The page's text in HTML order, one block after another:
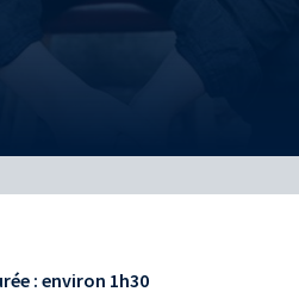
: environ 1h30